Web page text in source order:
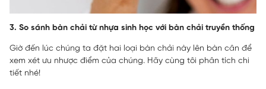
3. So sánh bàn chải từ nhựa sinh học với bàn chải truyền thống
Giờ đến lúc chúng ta đặt hai loại bàn chải này lên bàn cân để
xem xét ưu nhược điểm của chúng. Hãy cùng tôi phân tích chi
tiết nhé!